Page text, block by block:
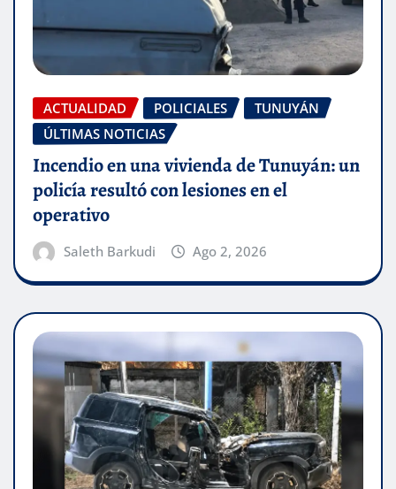
ACTUALIDAD POLICIALES
TUNUYÁN
ÚLTIMAS NOTICIAS
Incendio en una vivienda de Tunuyán: un
policía resultó con lesiones en el
operativo
Saleth Barkudi Ago 2, 2026